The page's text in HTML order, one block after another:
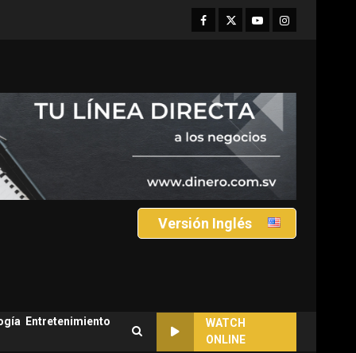
Facebook
TwitterYoutubeInstagram
Versión Inglés
Entretenimiento
WATCH
ONLINE